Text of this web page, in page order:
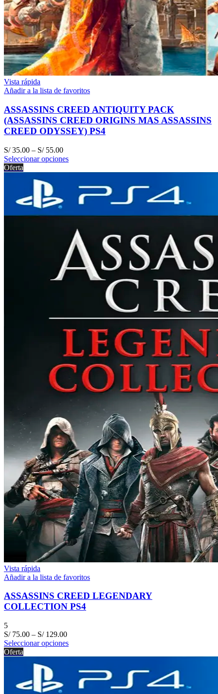
Vista rápida
Añadir a la lista de favoritos
ASSASSINS CREED ANTIQUITY PACK
(ASSASSINS CREED ORIGINS MAS ASSASSINS
CREED ODYSSEY) PS4
S/35.00 – S/55.00
Seleccionar opciones
Oferta
Vista rápida
Añadir a la lista de favoritos
ASSASSINS CREED LEGENDARY
COLLECTION PS4
5
S/75.00 – S/129.00
Seleccionar opciones
Oferta